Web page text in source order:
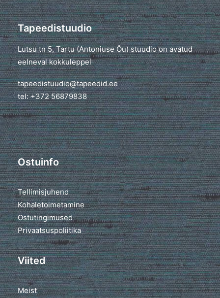
Tapeedistuudio
Lutsu tn 5, Tartu (Antoniuse Õu) stuudio on avatud
eelneval kokkuleppel
tapeedistuudio@tapeedid.ee
tel: +372 56879838
Ostuinfo
Tellimisjuhend
Kohaletoimetamine
Ostutingimused
Privaatsuspoliitika
Viited
Meist